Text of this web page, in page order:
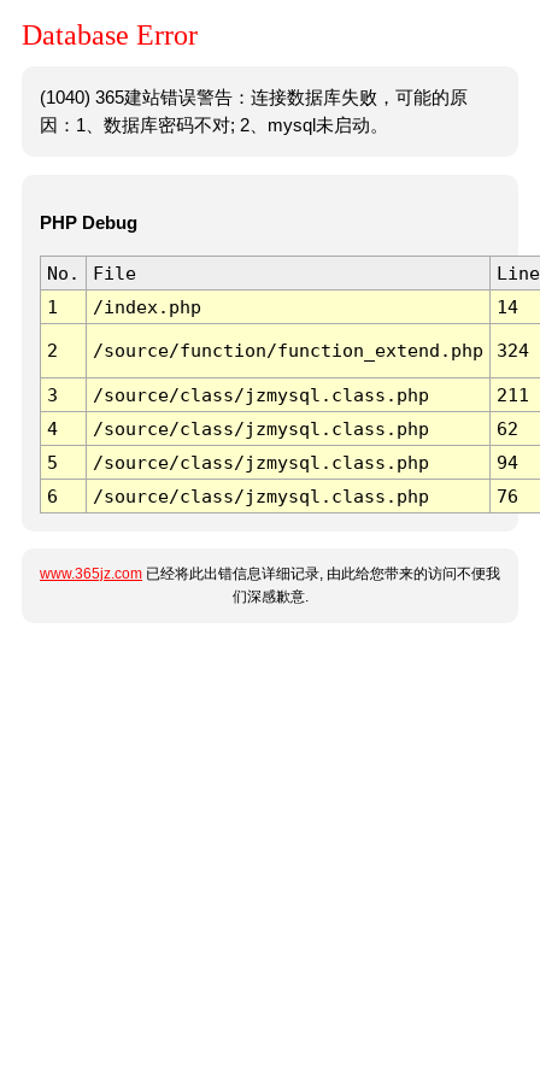
Database Error
(1040) 365建站错误警告：连接数据库失败，可能的原
因：1、数据库密码不对; 2、mysql未启动。
PHP Debug
No. File
Line
1
/index.php 14
2 /source/function/function_extend.php 324
3 /source/class/jzmysql.class.php
211
4
/source/class/jzmysql.class.php
62
5
/source/class/jzmysql.class.php
94
6
/source/class/jzmysql.class.php 76
www.365jz.com 已经将此出错信息详细记录, 由此给您带来的访问不便我
们深感歉意.